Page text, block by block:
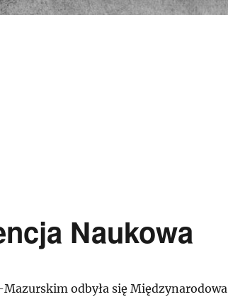
Naukowa
odbyła się Międzynarodowa